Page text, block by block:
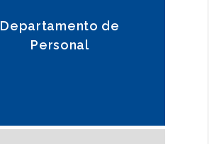
Departamento de
Personal